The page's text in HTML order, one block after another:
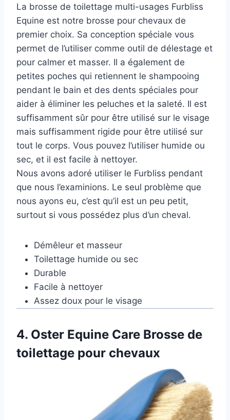
La brosse de toilettage multi-usages Furbliss
Equine est notre brosse pour chevaux de
premier choix. Sa conception spéciale vous
permet de l’utiliser comme outil de délestage et
pour calmer et masser. Il a également de
petites poches qui retiennent le shampooing
pendant le bain et des dents spéciales pour
aider à éliminer les peluches et la saleté. Il est
suffisamment sûr pour être utilisé sur le visage
mais suffisamment rigide pour être utilisé sur
tout le corps. Vous pouvez l’utiliser humide ou
sec, et il est facile à nettoyer.
Nous avons adoré utiliser le Furbliss pendant
que nous l’examinions. Le seul problème que
nous ayons eu, c’est qu’il est un peu petit,
surtout si vous possédez plus d’un cheval.
Démêleur et masseur
Toilettage humide ou sec
Durable
Facile à nettoyer
Assez doux pour le visage
4. Oster Equine Care Brosse de
toilettage pour chevaux